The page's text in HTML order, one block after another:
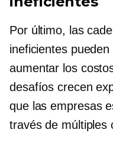
Por último, las
ineficientes
aumentar los
desafíos crecen
que las empresas
través de múltiples